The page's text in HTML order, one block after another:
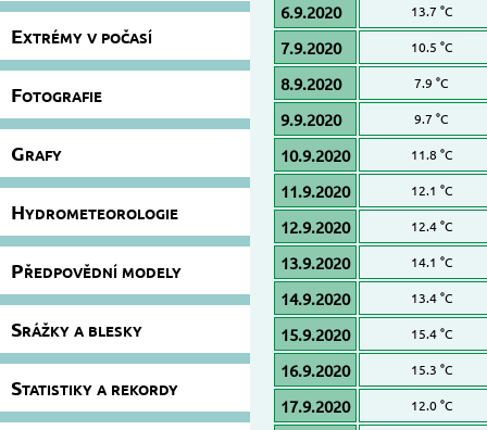
Extrémy v počasí
Fotografie
Grafy
Hydrometeorologie
Předpovědní modely
Srážky a blesky
Statistiky a rekordy
6.9.2020 13.7 °C
7.9.2020 10.5 °C
8.9.2020 7.9 °C
9.9.2020 9.7 °C
10.9.2020 11.8 °C
11.9.2020 12.1 °C
12.9.2020 12.4 °C
13.9.2020 14.1 °C
14.9.2020 13.4 °C
15.9.2020 15.4 °C
16.9.2020 15.3 °C
17.9.2020 12.0 °C